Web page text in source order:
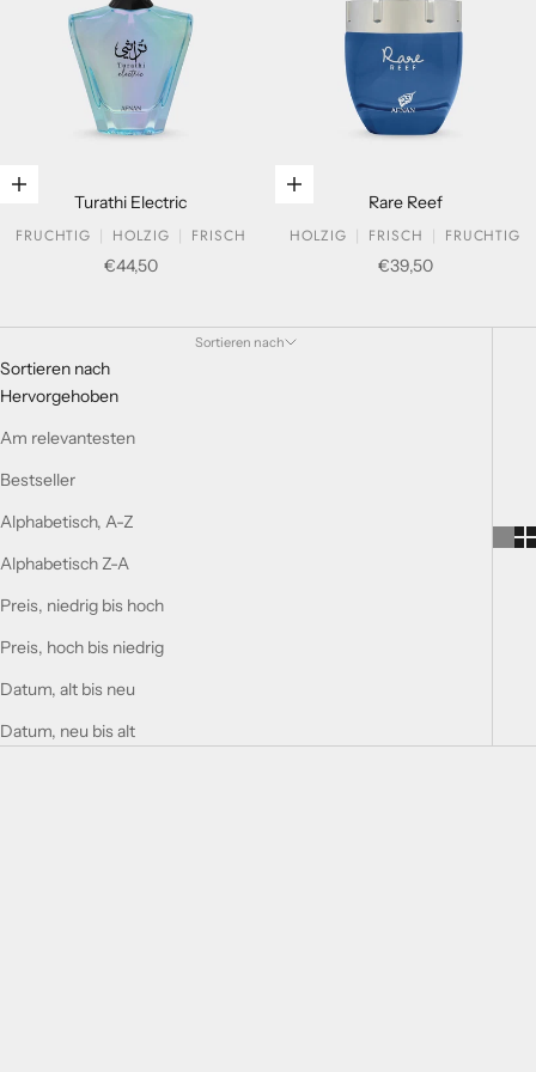
In den Warenkorb legen
Turathi Electric
FRUCHTIG
HOLZIG
FRISCH
Verkaufspreis
€44,50
In den Warenkorb legen
Rare Reef
HOLZIG
FRISCH
FRUCHTIG
Verkaufspreis
€39,50
Sortieren nach
Sortieren nach
Hervorgehoben
Am relevantesten
Bestseller
Alphabetisch, A-Z
Alphabetisch Z-A
Preis, niedrig bis hoch
Preis, hoch bis niedrig
Datum, alt bis neu
Datum, neu bis alt